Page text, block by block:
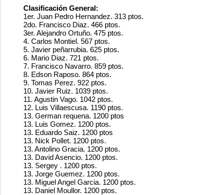
Clasificación General:
1er. Juan Pedro Hernandez. 313 ptos.
2do. Francisco Diaz. 466 ptos.
3er. Alejandro Ortuño. 475 ptos.
4. Carlos Montiel. 567 ptos.
5. Javier peñarrubia. 625 ptos.
6. Mario Diaz. 721 ptos.
7. Francisco Navarro. 859 ptos.
8. Edson Raposo. 864 ptos.
9. Tomas Perez. 922 ptos.
10. Javier Ruiz. 1039 ptos.
11. Agustin Vago. 1042 ptos.
12. Luis Villaescusa. 1190 ptos.
13. German requena. 1200 ptos
13. Luis Gomez. 1200 ptos.
13. Eduardo Saiz. 1200 ptos
13. Nick Pollet. 1200 ptos.
13. Antolino Gracia. 1200 ptos.
13. David Asencio. 1200 ptos.
13. Sergey . 1200 ptos.
13. Jorge Guemez. 1200 ptos.
13. Miguel Angel Garcia. 1200 ptos.
13. Daniel Moullor. 1200 ptos.